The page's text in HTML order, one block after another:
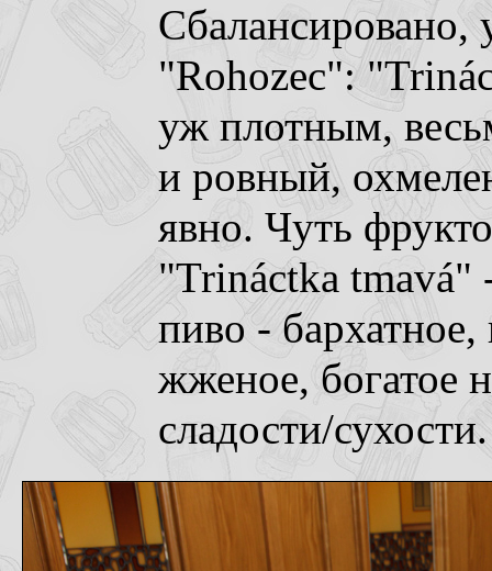
Сбалансировано,
"Rohozec":
уж плотным,
и ровный,
явно. Чуть
"Trináctka tmavá"
пиво - бархатное,
жженое, богатое
сладости/сухости.